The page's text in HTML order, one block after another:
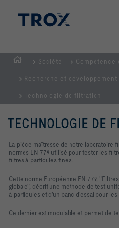
d'accueil
Société Compétence
Recherche et développement
Technologie de filtration
TECHNOLOGIE DE
La pièce maîtresse de notre laboratoire
normes EN 779 utilisé pour tester les
filtres à particules fines.
Cette norme Européenne EN 779,
globale", décrit une méthode de test
à particules et d'un banc d'essai pour les
Ce dernier est modulable et permet de